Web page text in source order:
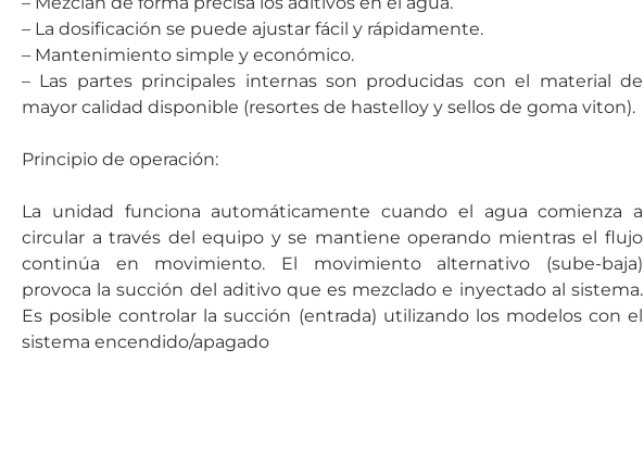
– La dosificación se puede ajustar fácil y rápidamente.
– Mantenimiento simple y económico.
– Las partes principales internas son producidas con el material de
mayor calidad disponible (resortes de hastelloy y sellos de goma viton).
Principio de operación:
La unidad funciona automáticamente cuando el agua comienza a
circular a través del equipo y se mantiene operando mientras el flujo
continúa en movimiento. El movimiento alternativo (sube-baja)
provoca la succión del aditivo que es mezclado e inyectado al sistema.
Es posible controlar la succión (entrada) utilizando los modelos con el
sistema encendido/apagado